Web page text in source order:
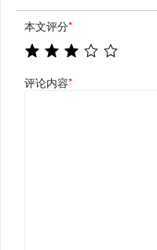
本文评分*
评论内容*